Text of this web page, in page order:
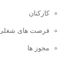
کارکنان
فرصت های
مجوز ها